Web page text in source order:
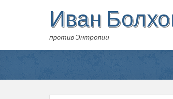
Иван
против Энтропии